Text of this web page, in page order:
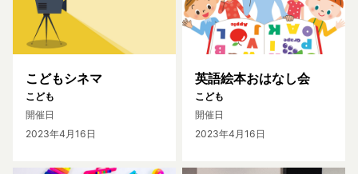
こどもシネマ
こども
開催日
2023年4月16日
英語絵本おはなし会
こども
開催日
2023年4月16日